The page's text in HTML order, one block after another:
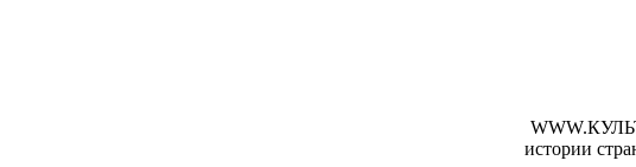
истории